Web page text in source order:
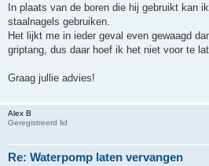
In plaats van de boren die hij gebruikt kan
staalnagels gebruiken.
Het lijkt me in ieder geval even gewaagd
griptang, dus daar hoef ik het niet voor te
Graag jullie advies!
Alex B
Geregistreerd lid
Re: Waterpomp laten vervangen